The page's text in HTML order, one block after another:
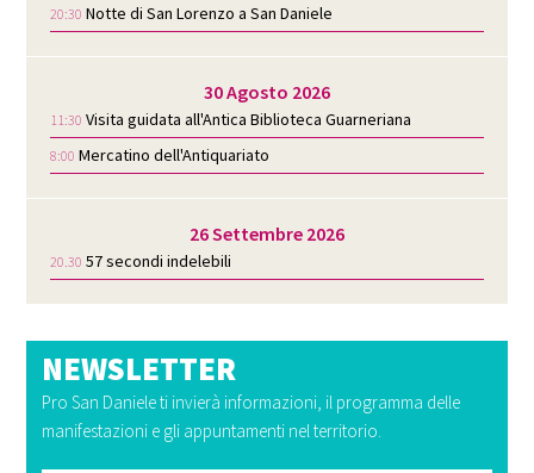
20:30 Notte di San Lorenzo a San Daniele
30 Agosto 2026
11:30 Visita guidata all'Antica Biblioteca Guarneriana
8:00 Mercatino dell'Antiquariato
26 Settembre 2026
20.30 57 secondi indelebili
NEWSLETTER
Pro San Daniele ti invierà informazioni, il programma delle
manifestazioni e gli appuntamenti nel territorio.